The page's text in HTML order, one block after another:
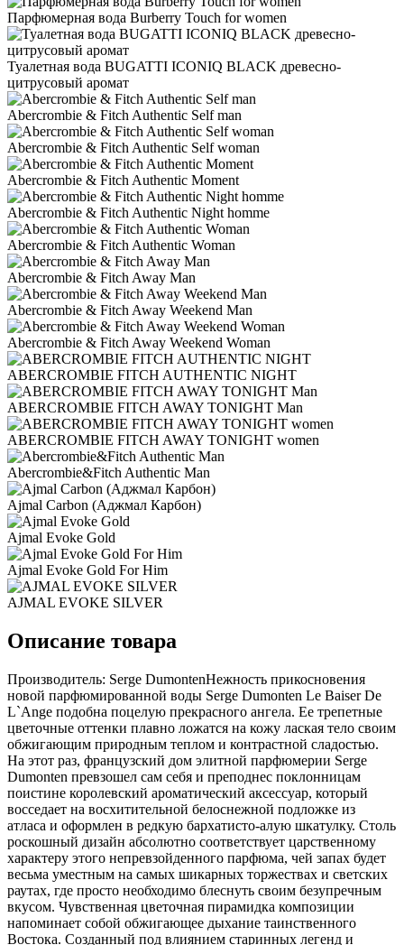
Парфюмерная вода Burberry Touch for women
Туалетная вода BUGATTI ICONIQ BLACK древесно-
цитрусовый аромат
Abercrombie & Fitch Authentic Self man
Abercrombie & Fitch Authentic Self woman
Abercrombie & Fitch Authentic Moment
Abercrombie & Fitch Authentic Night homme
Abercrombie & Fitch Authentic Woman
Abercrombie & Fitch Away Man
Abercrombie & Fitch Away Weekend Man
Abercrombie & Fitch Away Weekend Woman
ABERCROMBIE FITCH AUTHENTIC NIGHT
ABERCROMBIE FITCH AWAY TONIGHT Man
ABERCROMBIE FITCH AWAY TONIGHT women
Abercrombie&Fitch Authentic Man
Ajmal Carbon (Аджмал Карбон)
Ajmal Evoke Gold
Ajmal Evoke Gold For Him
AJMAL EVOKE SILVER
Описание товара
Производитель: Serge DumontenНежность прикосновения
новой парфюмированной воды Serge Dumonten Le Baiser De
L`Ange подобна поцелую прекрасного ангела. Ее трепетные
цветочные оттенки плавно ложатся на кожу лаская тело своим
обжигающим природным теплом и контрастной сладостью.
На этот раз, французский дом элитной парфюмерии Serge
Dumonten превзошел сам себя и преподнес поклонницам
поистине королевский ароматический аксессуар, который
восседает на восхитительной белоснежной подложке из
атласа и оформлен в редкую бархатисто-алую шкатулку. Столь
роскошный дизайн абсолютно соответствует царственному
характеру этого непревзойденного парфюма, чей запах будет
весьма уместным на самых шикарных торжествах и светских
раутах, где просто необходимо блеснуть своим безупречным
вкусом. Чувственная цветочная пирамидка композиции
напоминает собой обжигающее дыхание таинственного
Востока. Созданный под влиянием старинных легенд и